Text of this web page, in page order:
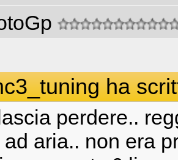
ha
perdere..
aria.. non era